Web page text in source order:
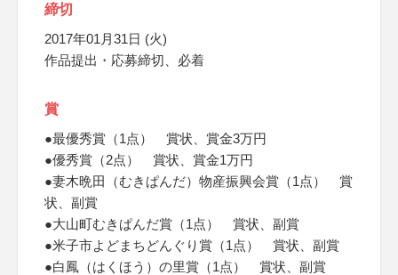
締切
2017年01月31日 (火)
作品提出・応募締切、必着
賞
●最優秀賞（1点） 賞状、賞金3万円
●優秀賞（2点） 賞状、賞金1万円
●妻木晩田（むきぱんだ）物産振興会賞（1点） 賞
状、副賞
●大山町むきぱんだ賞（1点） 賞状、副賞
●米子市よどまちどんぐり賞（1点） 賞状、副賞
●白鳳（はくほう）の里賞（1点） 賞状、副賞